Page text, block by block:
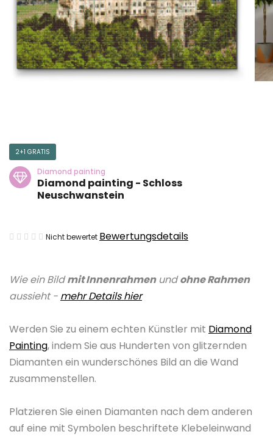
Wie ein Bildmit Innenrahmenundohne Rahmen
aussieht - mehr Details hier
Werden Sie zu einem echten Künstler mit Diamond
Painting, indem Sie aus Hunderten von glitzernden
Diamanten ein wunderschönes Bild an die Wand
zusammenstellen.
Platzieren Sie einen Diamanten nach dem anderen
auf eine mit Symbolen beschriftete Klebeleinwand
2+1 GRATIS
Diamond painting
Diamond painting - Schloss
Neuschwanstein
Die
ist
0,0
5
Sternen.
Nicht bewertet Bewertungsdetails